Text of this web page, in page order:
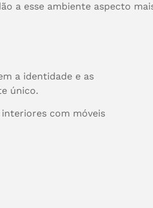
a esse ambiente aspecto
a identidade e as
único.
com móveis